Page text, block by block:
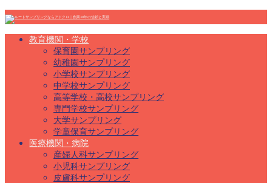
教育機関・学校
保育園サンプリング
幼稚園サンプリング
小学校サンプリング
中学校サンプリング
高等学校・高校サンプリング
専門学校サンプリング
大学サンプリング
学童保育サンプリング
医療機関・病院
産婦人科サンプリング
小児科サンプリング
皮膚科サンプリング